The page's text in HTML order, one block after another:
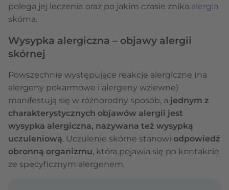
polega jej leczenie oraz po jakim czasie znika alergia
skórna.
Wysypka alergiczna – objawy alergii
skórnej
Powszechnie występujące reakcje alergiczne (na
alergeny pokarmowe i alergeny wziewne)
manifestują się w różnorodny sposób, a jednym z
charakterystycznych objawów alergii jest
wysypka alergiczna, nazywana też wysypką
uczuleniową. Uczulenie skórne stanowi odpowiedź
obronną organizmu, która pojawia się po kontakcie
ze specyficznym alergenem.